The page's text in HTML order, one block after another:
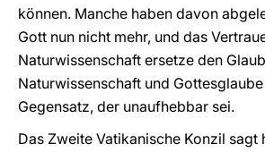
können. Manche haben davon
Gott nun nicht mehr, und das
Naturwissenschaft ersetze den
Naturwissenschaft und
Gegensatz, der unaufhebbar sei.
Das Zweite Vatikanische Konzil sagt